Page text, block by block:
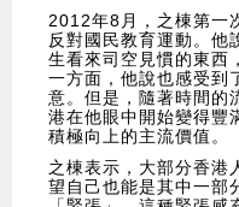
2012年8月，之棟第一
反對國民教育運動。他
生看來司空見慣的東西
一方面，他說也感受到
意。但是，隨著時間的
港在他眼中開始變得豐
積極向上的主流價值。
之棟表示，大部分香港
望自己也能是其中一部